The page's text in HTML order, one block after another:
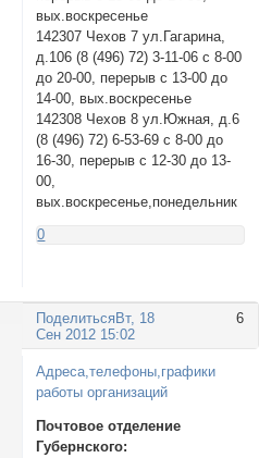
вых.воскресенье
142307 Чехов 7 ул.Гагарина,
д.106 (8 (496) 72) 3-11-06 с 8-00
до 20-00, перерыв с 13-00 до
14-00, вых.воскресенье
142308 Чехов 8 ул.Южная, д.6
(8 (496) 72) 6-53-69 с 8-00 до
16-30, перерыв с 12-30 до 13-
00,
вых.воскресенье,понедельник
0
Поделиться 6
Вт, 18
Сен 2012 15:02
Адреса,телефоны,графики
работы организаций
Почтовое отделение
Губернского: